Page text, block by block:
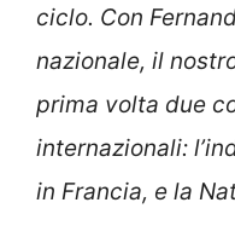
ciclo. Con
nazionale, il
prima volta due
internazionali:
in Francia, e la